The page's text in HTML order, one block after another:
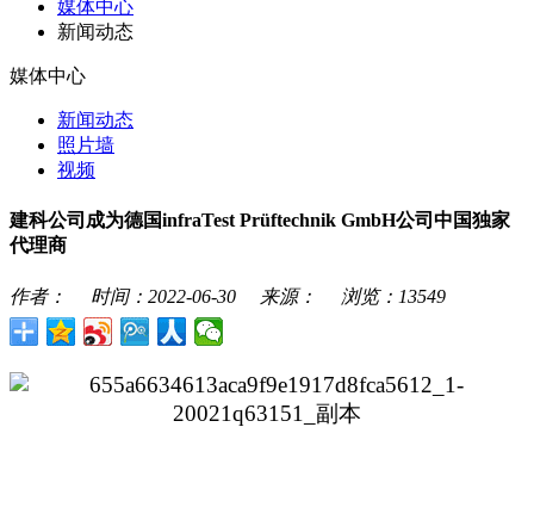
媒体中心
新闻动态
媒体中心
新闻动态
照片墙
视频
建科公司成为德国infraTest Prüftechnik GmbH公司中国独家
代理商
作者： 时间： 2022-06-30 来源： 浏览： 13549